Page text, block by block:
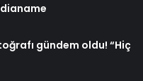
gündem oldu! “Hiç